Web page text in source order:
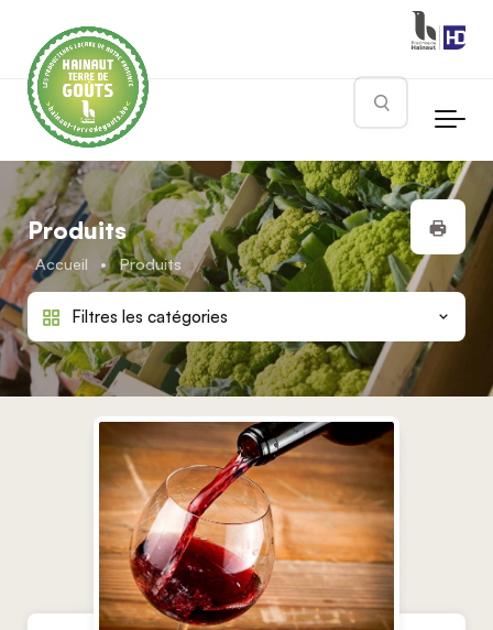
Rechercher
Produits
Accueil • Produits
Filtres les catégories